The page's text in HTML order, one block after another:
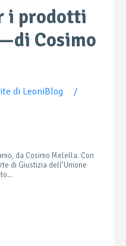
i prodotti
Cosimo
di LeoniBlog
/
da Cosimo Melella. Con
di Giustizia dell’Unione